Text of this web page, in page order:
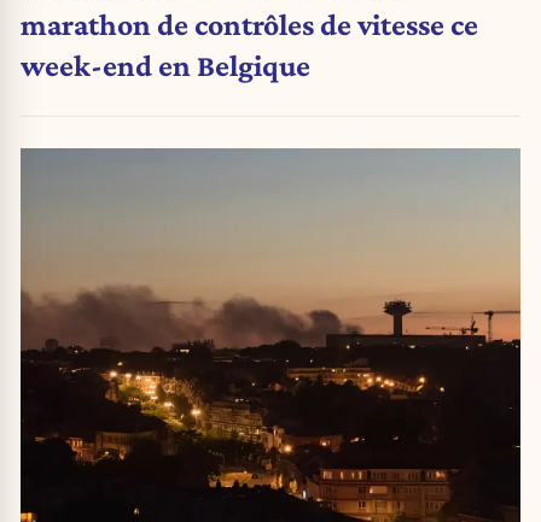
marathon de contrôles de vitesse ce
week-end en Belgique